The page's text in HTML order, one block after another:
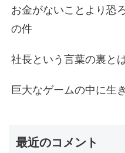
お金がないことより恐
の件
社長という言葉の裏と
巨大なゲームの中に生
最近のコメント